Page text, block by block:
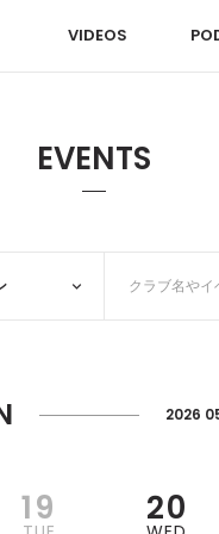
VIDEOS
EVENTS
2026
19 20